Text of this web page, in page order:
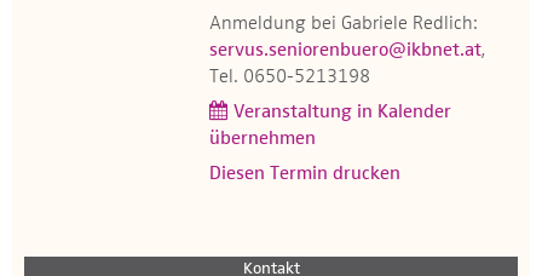
Anmeldung bei Gabriele Redlich:
servus.seniorenbuero@ikbnet.at,
Tel. 0650-5213198
Veranstaltung in Kalender
übernehmen
Diesen Termin drucken
Kontakt